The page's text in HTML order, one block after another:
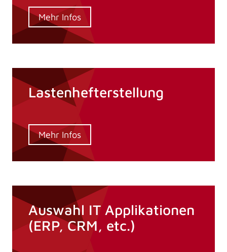
Mehr Infos
Lastenhefterstellung
Mehr Infos
Auswahl IT Applikationen
(ERP, CRM, etc.)